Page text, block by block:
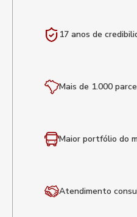
17 anos de
Mais de 1.000
Maior portfólio do
Atendimento